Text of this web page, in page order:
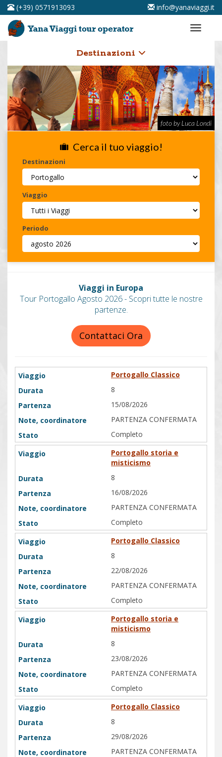
(+39) 0571913093 info@yanaviaggi.it
Destinazioni
foto by Luca Londi
Cerca il tuo viaggio!
Destinazioni
Viaggio
Periodo
Viaggi in Europa
Tour Portogallo Agosto 2026 - Scopri tutte le nostre
partenze.
Contattaci Ora
Portogallo Classico
8
15/08/2026
PARTENZA CONFERMATA
Completo
Portogallo storia e
misticismo
8
16/08/2026
PARTENZA CONFERMATA
Completo
Portogallo Classico
8
22/08/2026
PARTENZA CONFERMATA
Completo
Portogallo storia e
misticismo
8
23/08/2026
PARTENZA CONFERMATA
Completo
Portogallo Classico
8
29/08/2026
PARTENZA CONFERMATA